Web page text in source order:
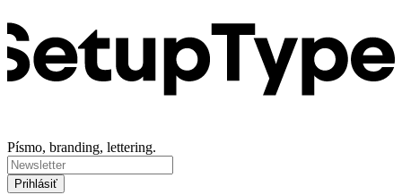
Písmo, branding, lettering.